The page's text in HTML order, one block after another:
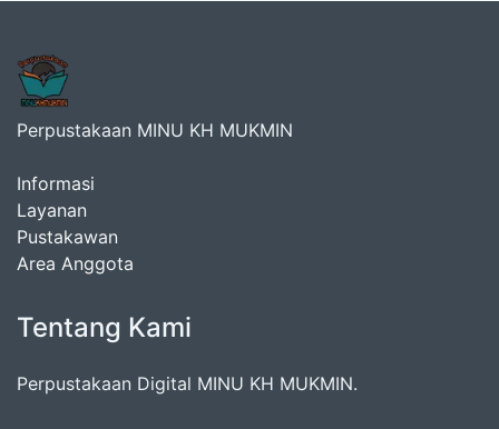
Perpustakaan MINU KH MUKMIN
Informasi
Layanan
Pustakawan
Area Anggota
Tentang Kami
Perpustakaan Digital MINU KH MUKMIN.